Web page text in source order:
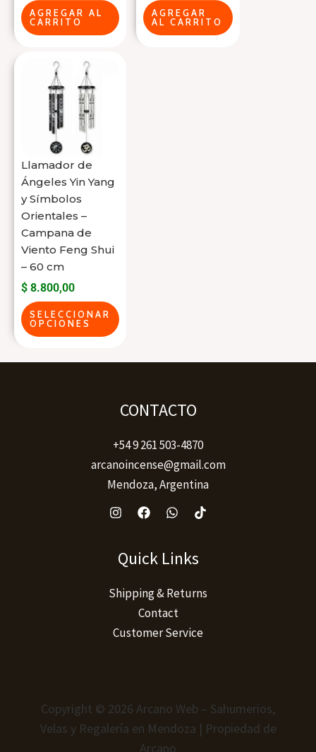
AGREGAR AL
CARRITO
AGREGAR
AL CARRITO
Llamador de
Ángeles Yin Yang
y Símbolos
Orientales –
Campana de
Viento Feng Shui
– 60 cm
$ 8.800,00
SELECCIONAR
OPCIONES
producto
variantes.
Las
opciones
se
pueden
elegir
en
la
página
del
producto
CONTACTO
+54 9 261 503-4870
arcanoincense@gmail.com
Mendoza, Argentina
Quick Links
Shipping & Returns
Contact
Customer Service
Copyright © 2026 Arcano Web – Sahumerios,
Velas y Regalería en Mendoza | Propiedad de
Arcano